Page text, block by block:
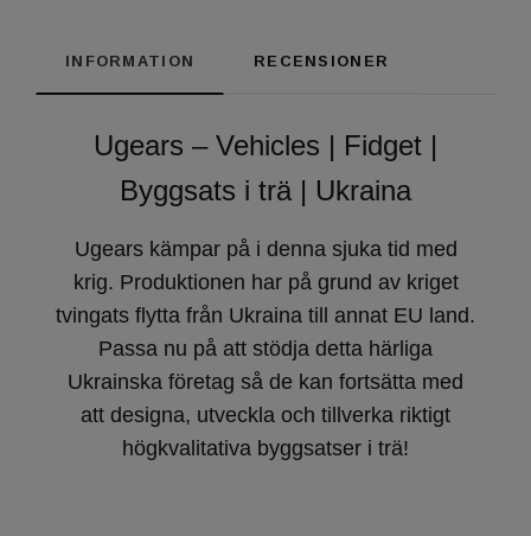
INFORMATION RECENSIONER
Ugears – Vehicles | Fidget |
Byggsats i trä | Ukraina
Ugears kämpar på i denna sjuka tid med
krig. Produktionen har på grund av kriget
tvingats flytta från Ukraina till annat EU land.
Passa nu på att stödja detta härliga
Ukrainska företag så de kan fortsätta med
att designa, utveckla och tillverka riktigt
högkvalitativa byggsatser i trä!